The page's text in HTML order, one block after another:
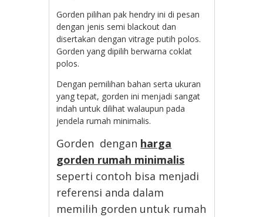
Gorden pilihan pak hendry ini di pesan
dengan jenis semi blackout dan
disertakan dengan vitrage putih polos.
Gorden yang dipilih berwarna coklat
polos.
Dengan pemilihan bahan serta ukuran
yang tepat, gorden ini menjadi sangat
indah untuk dilihat walaupun pada
jendela rumah minimalis.
Gorden dengan harga
gorden rumah minimalis
seperti contoh bisa menjadi
referensi anda dalam
memilih gorden untuk rumah